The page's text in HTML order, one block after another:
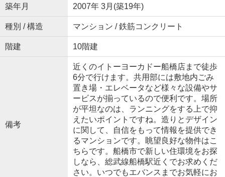
築年月 2007年 3月(築19年)
種別 / 構造 マンション / 鉄筋コンクリート
階建 10階建
備考
近くのイトーヨーカドー船橋店まで徒歩
6分で行けます。共用部には敷地内ごみ
置き場・エレベータなど様々な設備やサ
ービスが揃っているので便利です。場所
が平坦なのは、ランニングをする上で抑
えたいポイントですね。造りとデザイン
に関して、自信をもって情報を提供でき
るマンションです。眺望良好な物件はこ
ちらです。船橋市で新しい住環境をお探
しなら、総武線船橋駅近くでお求めくだ
さい。いつでもエバンスまでお気軽にお